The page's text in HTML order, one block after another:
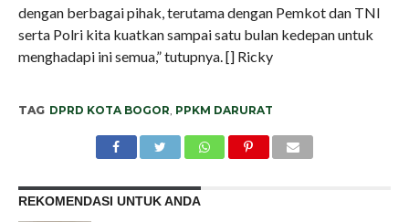
dengan berbagai pihak, terutama dengan Pemkot dan TNI
serta Polri kita kuatkan sampai satu bulan kedepan untuk
menghadapi ini semua,” tutupnya. [] Ricky
TAG DPRD KOTA BOGOR PPKM DARURAT
REKOMENDASI UNTUK ANDA